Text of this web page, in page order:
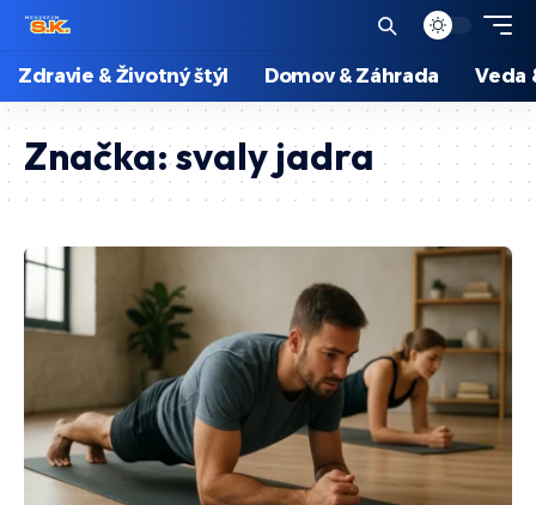
Zdravie & Životný štýl Domov & Záhrada Veda
Značka:svaly jadra